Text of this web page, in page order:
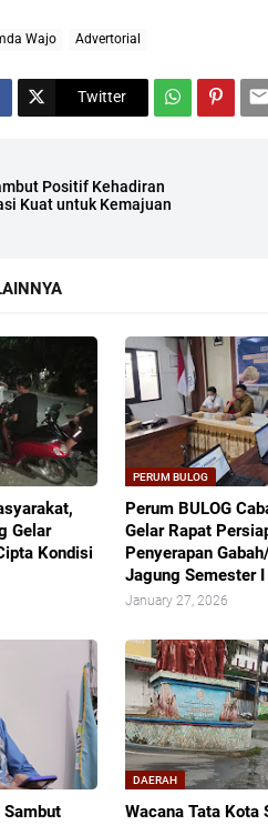
Wajo Advertorial
Twitter
Positif Kehadiran
Kuat untuk Kemajuan
Gelar
Kondisi
PERUM BULOG
Perum BULOG
Gelar Rapat
Penyerapan
Jagung Semester
January 27, 2026
Sambut
DAERAH
​Wacana Tata Kota